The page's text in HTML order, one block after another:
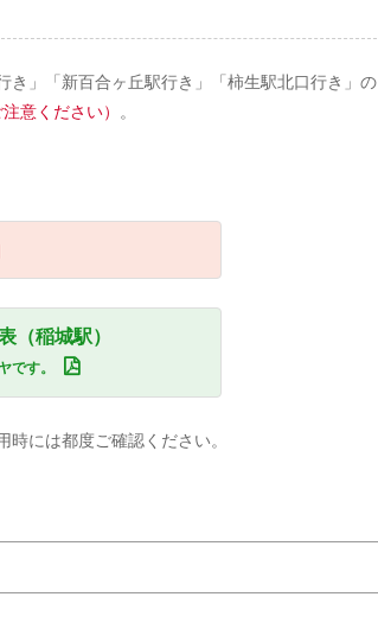
き」「新百合ヶ丘駅行き」「柿生駅北口行き」の
意ください） 。
（稲城駅）
です。
には都度ご確認ください。